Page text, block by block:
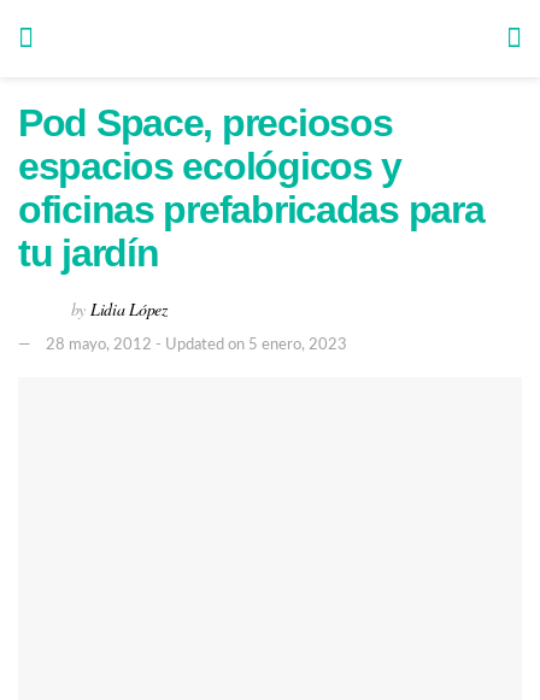
Pod Space, preciosos
espacios ecológicos y
oficinas prefabricadas para
tu jardín
by Lidia López
28 mayo, 2012 - Updated on 5 enero, 2023